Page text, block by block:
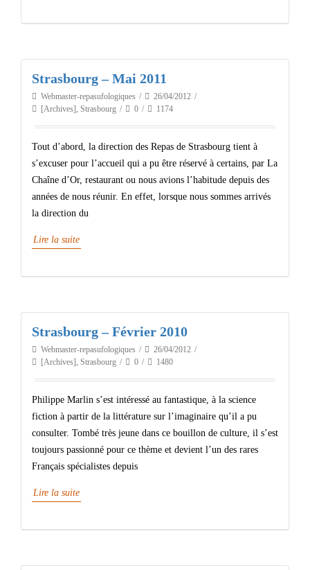
Strasbourg – Mai 2011
Webmaster-repasufologiques
26/04/2012
[Archives], Strasbourg 0 1174
Tout d’abord, la direction des Repas de Strasbourg tient à
s’excuser pour l’accueil qui a pu être réservé à certains, par La
Chaîne d’Or, restaurant ou nous avions l’habitude depuis des
années de nous réunir. En effet, lorsque nous sommes arrivés
la direction du
Lire la suite
Strasbourg – Février 2010
Webmaster-repasufologiques
26/04/2012
[Archives], Strasbourg 0 1480
Philippe Marlin s’est intéressé au fantastique, à la science
fiction à partir de la littérature sur l’imaginaire qu’il a pu
consulter. Tombé très jeune dans ce bouillon de culture, il s’est
toujours passionné pour ce thème et devient l’un des rares
Français spécialistes depuis
Lire la suite